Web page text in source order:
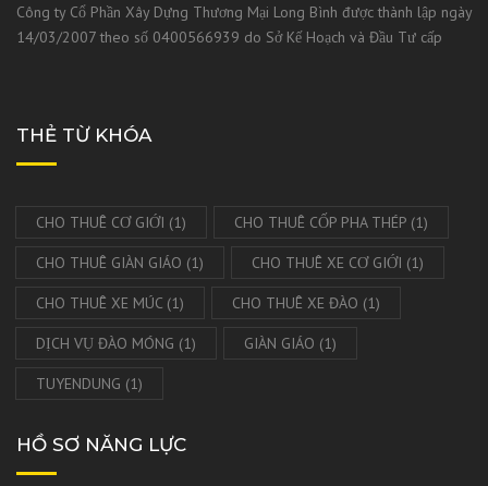
Công ty Cổ Phần Xây Dựng Thương Mại Long Bình được thành lập ngày
14/03/2007 theo số 0400566939 do Sở Kế Hoạch và Đầu Tư cấp
THẺ TỪ KHÓA
CHO THUÊ CƠ GIỚI (1) CHO THUÊ CỐP PHA THÉP (1)
CHO THUÊ GIÀN GIÁO (1) CHO THUÊ XE CƠ GIỚI (1)
CHO THUÊ XE MÚC (1) CHO THUÊ XE ĐÀO (1)
DỊCH VỤ ĐÀO MÓNG (1) GIÀN GIÁO (1)
TUYENDUNG (1)
HỒ SƠ NĂNG LỰC